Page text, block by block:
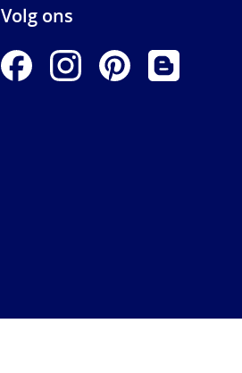
Volg ons